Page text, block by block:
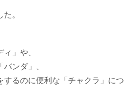
。
」や、
ンダ」、
するのに便利な「チャクラ」につ